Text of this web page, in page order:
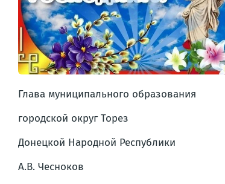
Глава муниципального образования
городской округ Торез
Донецкой Народной Республики
А.В. Чесноков